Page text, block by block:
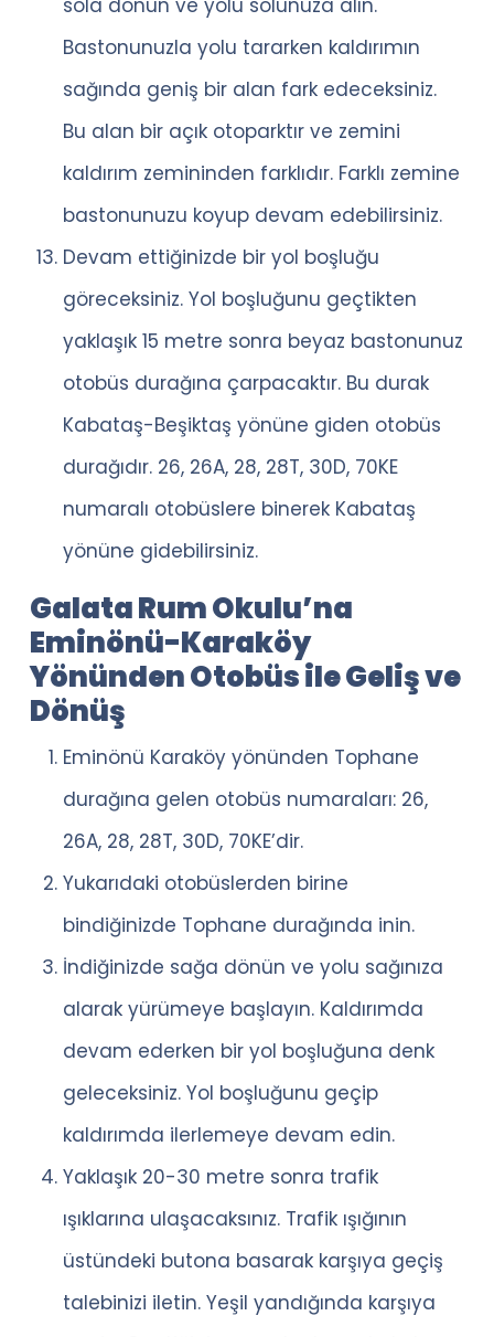
Bastonunuzla yolu tararken kaldırımın
sağında geniş bir alan fark edeceksiniz.
Bu alan bir açık otoparktır ve zemini
kaldırım zemininden farklıdır. Farklı zemine
bastonunuzu koyup devam edebilirsiniz.
Devam ettiğinizde bir yol boşluğu
göreceksiniz. Yol boşluğunu geçtikten
yaklaşık 15 metre sonra beyaz bastonunuz
otobüs durağına çarpacaktır. Bu durak
Kabataş-Beşiktaş yönüne giden otobüs
durağıdır. 26, 26A, 28, 28T, 30D, 70KE
numaralı otobüslere binerek Kabataş
yönüne gidebilirsiniz.
Galata Rum Okulu’na
Eminönü-Karaköy
Yönünden Otobüs ile Geliş ve
Dönüş
Eminönü Karaköy yönünden Tophane
durağına gelen otobüs numaraları: 26,
26A, 28, 28T, 30D, 70KE’dir.
Yukarıdaki otobüslerden birine
bindiğinizde Tophane durağında inin.
İndiğinizde sağa dönün ve yolu sağınıza
alarak yürümeye başlayın. Kaldırımda
devam ederken bir yol boşluğuna denk
geleceksiniz. Yol boşluğunu geçip
kaldırımda ilerlemeye devam edin.
Yaklaşık 20-30 metre sonra trafik
ışıklarına ulaşacaksınız. Trafik ışığının
üstündeki butona basarak karşıya geçiş
talebinizi iletin. Yeşil yandığında karşıya